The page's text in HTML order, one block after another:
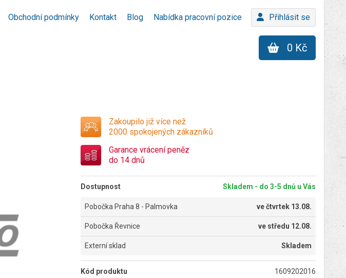
Obchodní podmínky Kontakt Blog Nabídka pracovní pozice Přihlásit se
0 Kč
Zakoupilo již více než
2000 spokojených zákazníků
Garance vrácení peněz
do 14 dnů
Dostupnost Skladem - do 3-5 dnů u Vás
Pobočka Praha 8 - Palmovka večtvrtek 13.08.
Pobočka Řevnice ve středu 12.08.
Externí sklad Skladem
Kód produktu 1609202016